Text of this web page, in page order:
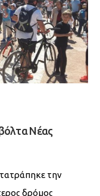
Νέας
την
δρόμος